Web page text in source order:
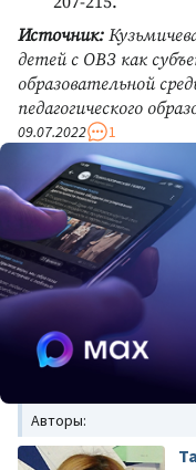
Источник:
детей с ОВЗ как
образовательной
педагогического
09.07.2022 1
Авторы: